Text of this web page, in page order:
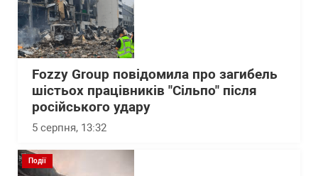
Fozzy Group повідомила про загибель
шістьох працівників "Сільпо" після
російського удару
5 серпня, 13:32
Події